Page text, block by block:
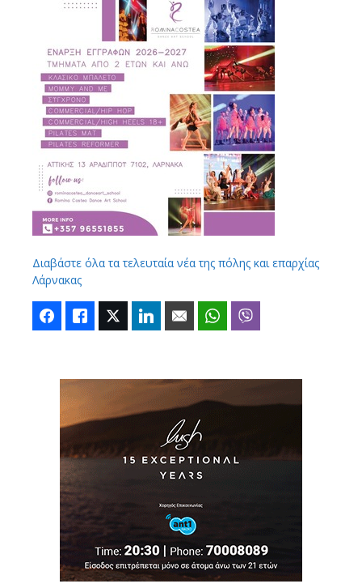
Διαβάστε όλα τα τελευταία νέα της πόλης και επαρχίας
Λάρνακας
FacebookLike Twitter LinkedIn Email WhatsApp